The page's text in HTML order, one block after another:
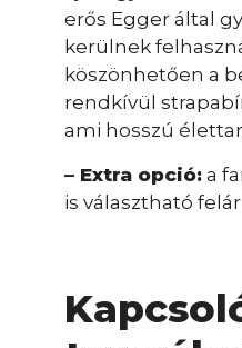
erős Egger által
kerülnek
köszönhetően a
rendkívül
ami hosszú
– Extra opció: a
is választható